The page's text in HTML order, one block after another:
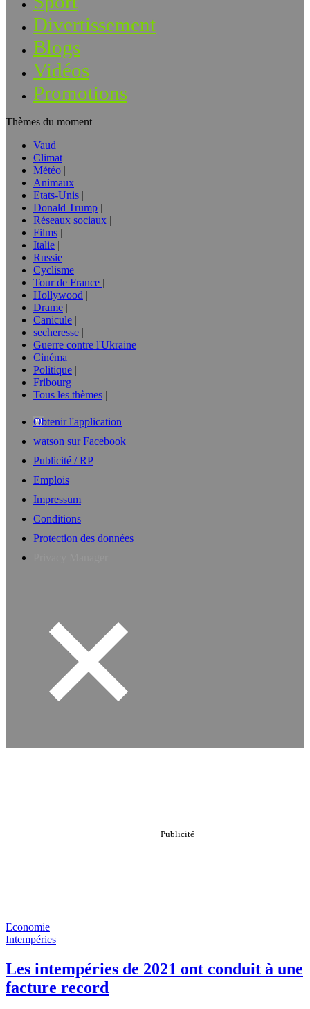
Divertissement
Blogs
Vidéos
Promotions
Thèmes du moment
Vaud
Climat
Météo
Animaux
Etats-Unis
Donald Trump
Réseaux sociaux
Films
Italie
Russie
Cyclisme
Tour de France
Hollywood
Drame
Canicule
secheresse
Guerre contre l'Ukraine
Cinéma
Politique
Fribourg
Tous les thèmes
Obtenir l'application
watson sur Facebook
Publicité / RP
Emplois
Impressum
Conditions
Protection des données
Economie
Intempéries
Les intempéries de 2021 ont conduit à une
facture record